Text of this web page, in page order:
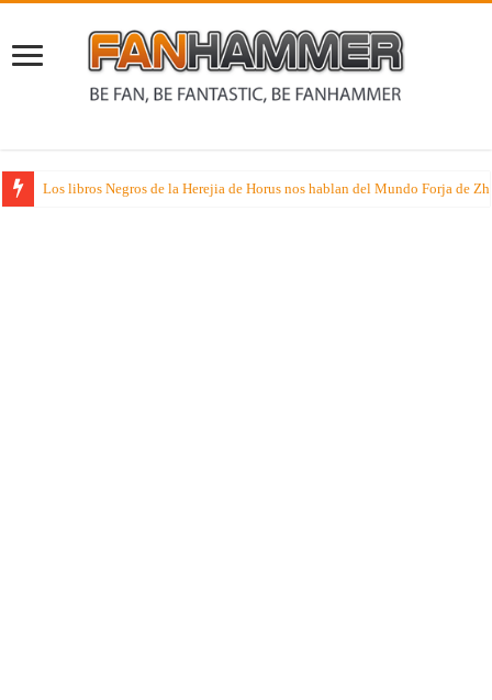
Los libros Negros de la Herejia de Horus nos hablan del Mundo Forja de